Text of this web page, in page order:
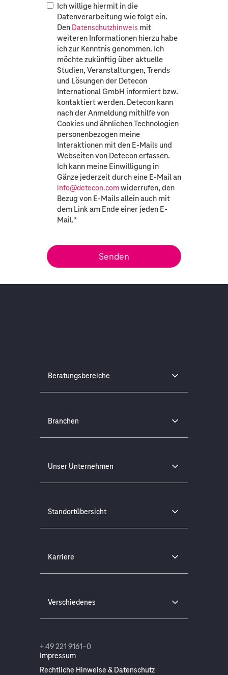
Ich willige hiermit in die
Datenverarbeitung wie folgt ein.
Den Datenschutzhinweis mit
weiteren Informationen hierzu habe
ich zur Kenntnis genommen. Ich
möchte zukünftig über aktuelle
Studien, Veranstaltungen, Trends
und Lösungen der Detecon
International GmbH informiert bzw.
kontaktiert werden. Detecon kann
nach der Anmeldung mithilfe von
Cookies und ähnlichen Technologien
personenbezogen meine
Interaktionen mit den E-Mails und
Webseiten von Detecon erfassen.
Ich kann meine Einwilligung in
Gänze jederzeit durch eine E-Mail an
info@detecon.comwiderrufen, den
Bezug von E-Mails allein auch mit
dem Link am Ende einer jeden E-
Mail.*
Beratungsbereiche
Branchen
Unser Unternehmen
Standortübersicht
Karriere
Verschiedenes
Impressum
Rechtliche Hinweise & Datenschutz
+ 49 221 9161-0